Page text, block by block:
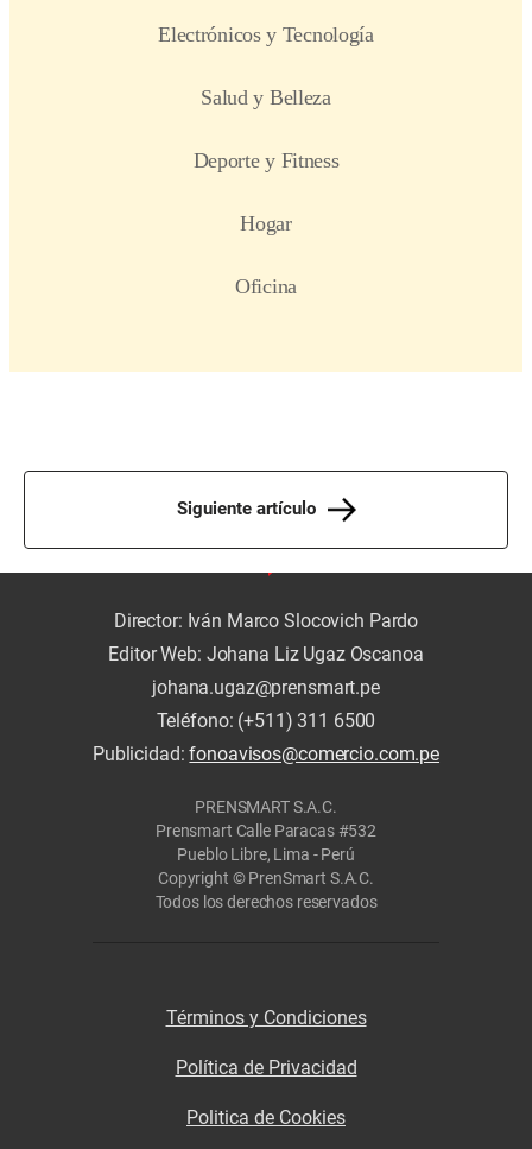
Siguiente artículo
Director: Iván Marco Slocovich Pardo
Editor Web: Johana Liz Ugaz Oscanoa
johana.ugaz@prensmart.pe
Teléfono: (+511) 311 6500
Publicidad:fonoavisos@comercio.com.pe
PRENSMART S.A.C.
Prensmart Calle Paracas #532
Pueblo Libre, Lima - Perú
Copyright © PrenSmart S.A.C.
Todos los derechos reservados
Términos y Condiciones
Política de Privacidad
Politica de Cookies